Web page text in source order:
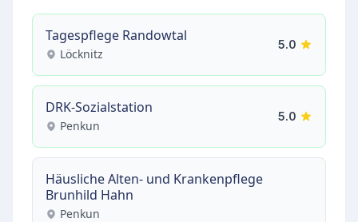
Tagespflege Randowtal
Löcknitz
5.0
DRK-Sozialstation
Penkun
5.0
Häusliche Alten- und Krankenpflege
Brunhild Hahn
Penkun